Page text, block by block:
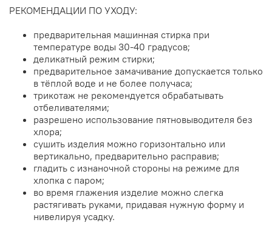
РЕКОМЕНДАЦИИ ПО УХОДУ:
предварительная машинная стирка при
температуре воды 30-40 градусов;
деликатный режим стирки;
предварительное замачивание допускается только
в тёплой воде и не более получаса;
трикотаж не рекомендуется обрабатывать
отбеливателями;
разрешено использование пятновыводителя без
хлора;
сушить изделия можно горизонтально или
вертикально, предварительно расправив;
гладить с изнаночной стороны на режиме для
хлопка с паром;
во время глажения изделие можно слегка
растягивать руками, придавая нужную форму и
нивелируя усадку.